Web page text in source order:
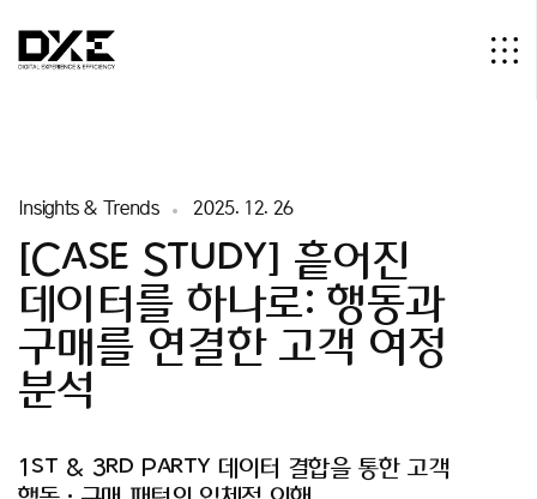
Insights & Trends 2025. 12. 26
[Case Study] 흩어진
데이터를 하나로: 행동과
구매를 연결한 고객 여정
분석
1 st & 3rd Party 데이터 결합을 통한 고객